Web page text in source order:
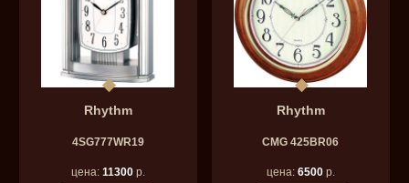
Rhythm
4SG777WR19
цена: 11300р.
Rhythm
CMG 425BR06
цена: 6500р.